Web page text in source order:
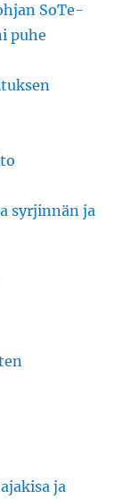
SoTe-
puhe
syrjinnän ja
ja